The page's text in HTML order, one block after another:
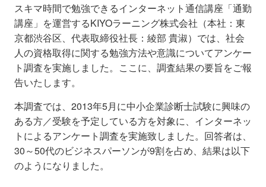
スキマ時間で勉強できるインターネット通信講座「通勤
講座」を運営するKIYOラーニング株式会社（本社：東
京都渋谷区、代表取締役社長：綾部 貴淑）では、社会
人の資格取得に関する勉強方法や意識についてアンケー
ト調査を実施しました。ここに、調査結果の要旨をご報
告いたします。
本調査では、2013年5月に中小企業診断士試験に興味の
ある方／受験を予定している方を対象に、インターネッ
トによるアンケート調査を実施致しました。回答者は、
30～50代のビジネスパーソンが9割を占め、結果は以下
のようになりました。